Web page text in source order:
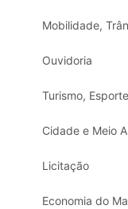
Mobilidade,
Ouvidoria
Cidade e Meio
Licitação
Economia do